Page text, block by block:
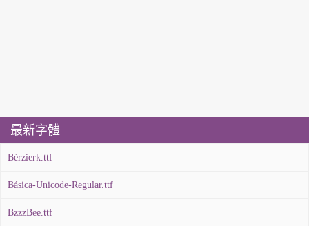
最新字體
Bérzierk.ttf
Básica-Unicode-Regular.ttf
BzzzBee.ttf